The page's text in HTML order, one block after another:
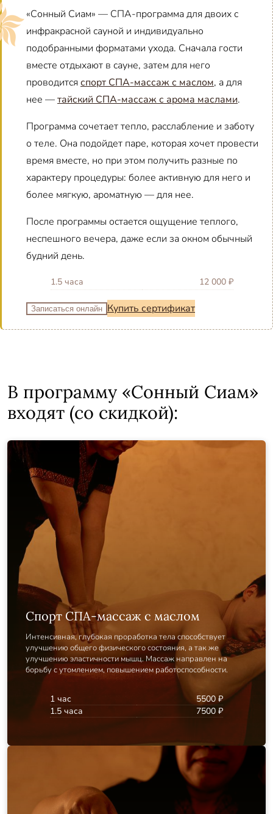
«Сонный Сиам» — СПА-программа для двоих с
инфракрасной сауной и индивидуально
подобранными форматами ухода. Сначала гости
вместе отдыхают в сауне, затем для него
проводитсяспорт СПА-массаж с маслом, а для
нее —тайский СПА-массаж с арома маслами.
Программа сочетает тепло, расслабление и заботу
о теле. Она подойдет паре, которая хочет провести
время вместе, но при этом получить разные по
характеру процедуры: более активную для него и
более мягкую, ароматную — для нее.
После программы остается ощущение теплого,
неспешного вечера, даже если за окном обычный
будний день.
1.5 часа 12 000 ₽
Записаться онлайн Купить сертификат
В программу «Сонный Сиам»
входят (со скидкой):
Спорт СПА-массаж с маслом
Интенсивная, глубокая проработка тела способствует
улучшению общего физического состояния, а так же
улучшению эластичности мышц. Массаж направлен на
борьбу с утомлением, повышением работоспособности.
1 час
5500 ₽
1.5 часа
7500 ₽